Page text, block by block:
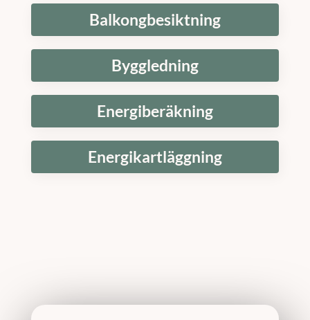
Balkongbesiktning
Byggledning
Energiberäkning
Energikartläggning